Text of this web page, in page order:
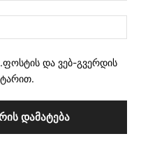
და ვებ-გვერდის